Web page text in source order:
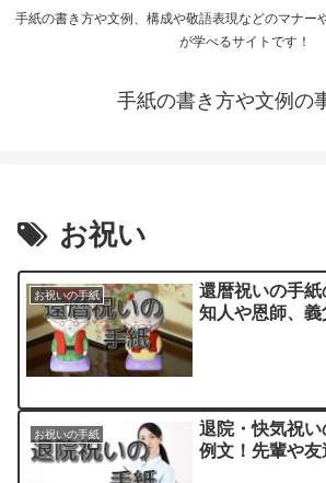
手紙の書き方や文例、構成や敬語表現などのマナー
が学べるサイトです！
手紙の書き方や文例の
お祝い
お祝いの手紙
還暦祝いの手紙
知人や恩師、
お祝いの手紙
退院・快気祝
例文！先輩や友